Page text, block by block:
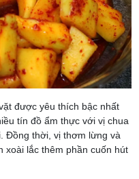
được yêu thích bậc nhất
tín đồ ẩm thực với vị chua
Đồng thời, vị thơm lừng và
xoài lắc thêm phần cuốn hút